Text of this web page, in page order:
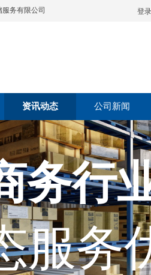
务有限公司 登录
资讯动态 公司新闻
务行
服务